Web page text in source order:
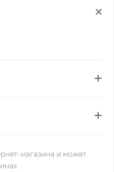
магазина и может